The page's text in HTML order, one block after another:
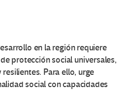
en la región requiere
protección social universales,
Para ello, urge
social con capacidades